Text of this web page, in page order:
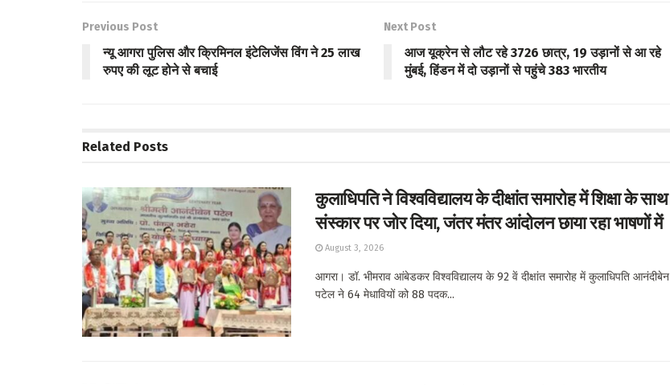
o
o
k
er
A
p
Previous Post
न्यू आगरा पुलिस और क्रिमिनल इंटेलिजेंस विंग ने 25 लाख
रुपए की लूट होने से बचाई
Next Post
आज यूक्रेन से लौट रहे 3726 छात्र, 19 उड़ानों से आ रहे
मुंबई, हिंडन में दो उड़ानों से पहुंचे 383 भारतीय
Related Posts
कुलाधिपति ने विश्वविद्यालय के दीक्षांत समारोह में शिक्षा के साथ
संस्कार पर जोर दिया, जंतर मंतर आंदोलन छाया रहा भाषणों में
August 3, 2026
आगरा। डॉ. भीमराव आंबेडकर विश्वविद्यालय के 92 वें दीक्षांत समारोह में कुलाधिपति आनंदीबेन
पटेल ने 64 मेधावियों को 88 पदक...